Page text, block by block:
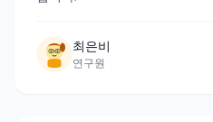
최은비
연구원